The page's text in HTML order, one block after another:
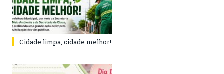
Cidade limpa, cidade melhor!